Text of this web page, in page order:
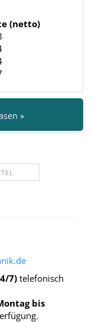
(netto)
»
7) telefonisch
bis